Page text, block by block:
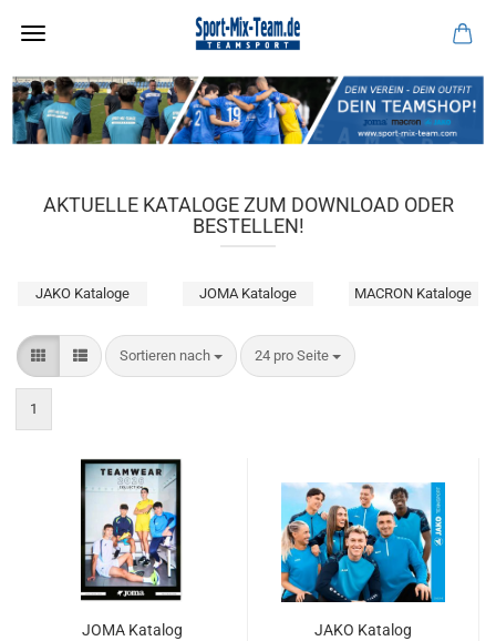
AKTUELLE KATALOGE ZUM DOWNLOAD ODER
BESTELLEN!
JAKO Kataloge JOMA Kataloge MACRON Kataloge
Sortieren nach
Sortieren nach 24 pro Seite
pro Seite
1
JOMA Katalog
JAKO Katalog